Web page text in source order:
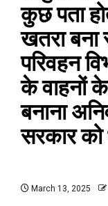
कुछ पता
खतरा बना
परिवहन
के वाहनों
बनाना
सरकार को
March 13, 2025